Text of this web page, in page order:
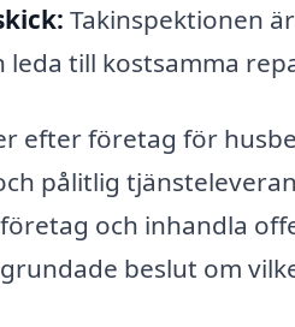
Takinspektionen
leda till kostsamma
efter företag för
pålitlig
och inhandla
beslut om